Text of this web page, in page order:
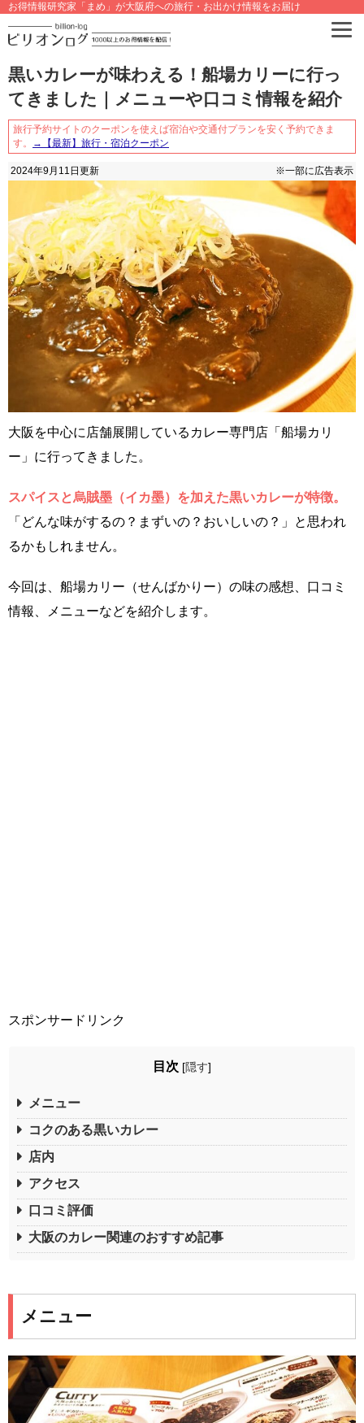
お得情報研究家「まめ」が大阪府への旅行・お出かけ情報をお届け
黒いカレーが味わえる！船場カリーに行っ
てきました｜メニューや口コミ情報を紹介
旅行予約サイトのクーポンを使えば宿泊や交通付プランを安く予約できま
す。
→【最新】旅行・宿泊クーポン
2024年9月11日 更新 ※一部に広告表示
大阪を中心に店舗展開しているカレー専門店「船場カリ
ー」に行ってきました。
スパイスと烏賊墨（イカ墨）を加えた黒いカレーが特徴。
「どんな味がするの？まずいの？おいしいの？」と思われ
るかもしれません。
今回は、船場カリー（せんばかりー）の味の感想、口コミ
情報、メニューなどを紹介します。
スポンサードリンク
目次 [隠す]
メニュー
コクのある黒いカレー
店内
アクセス
口コミ評価
大阪のカレー関連のおすすめ記事
メニュー